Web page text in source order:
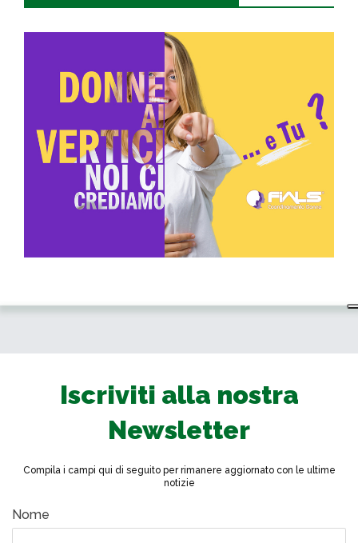
Iscriviti alla nostra
Newsletter
Compila i campi qui di seguito per rimanere aggiornato con le ultime
notizie
Nome